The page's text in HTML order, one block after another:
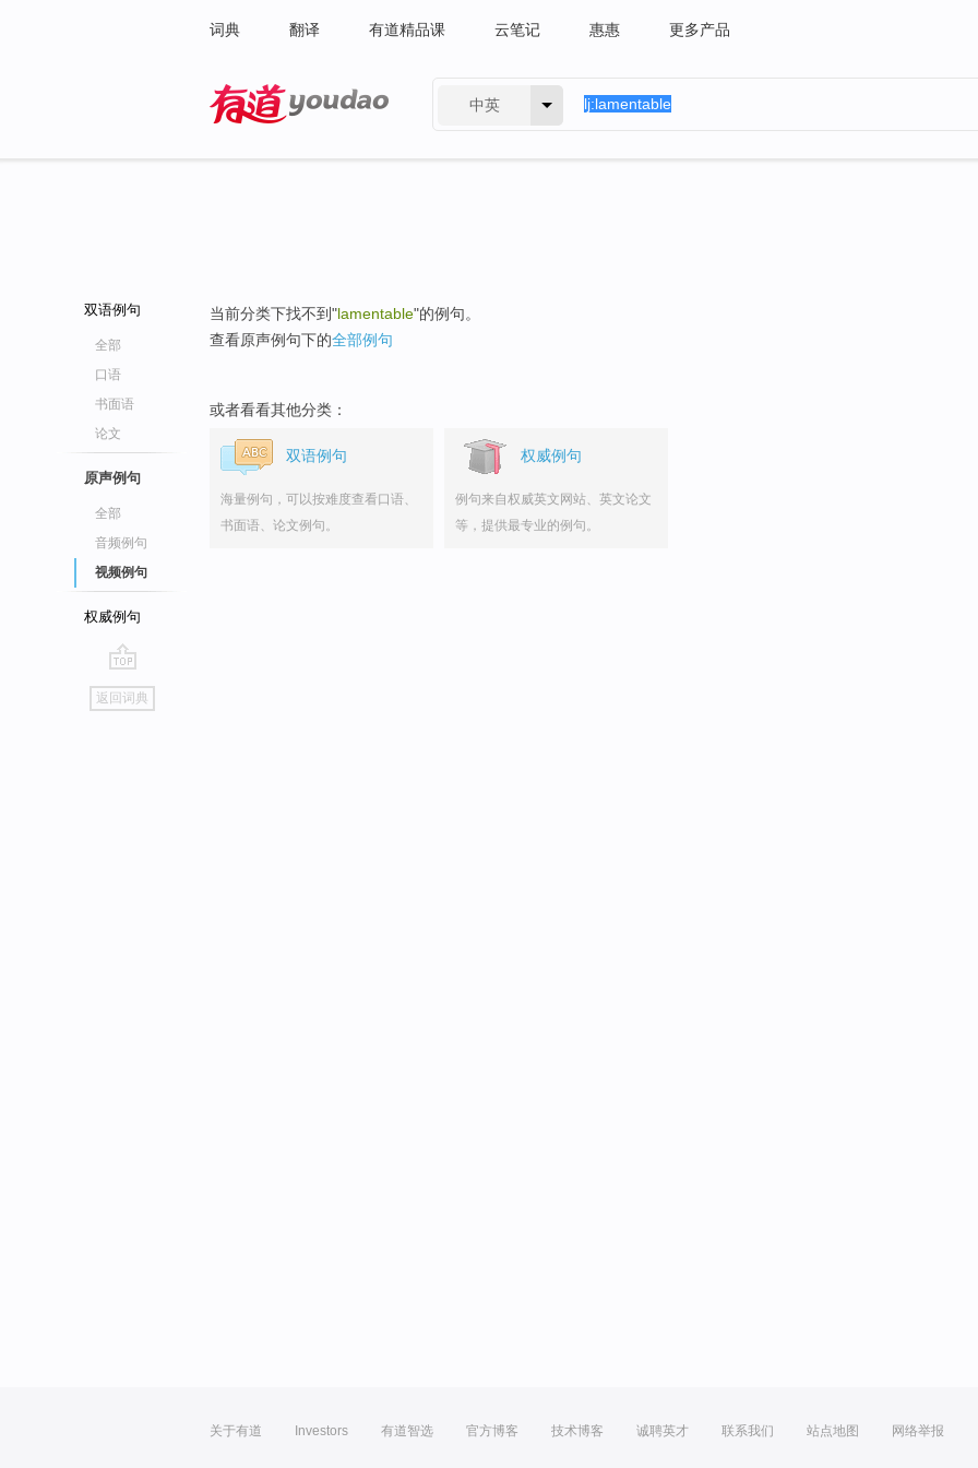
词典 翻译 有道精品课 云笔记 惠惠 更多产品
中英
双语例句
全部
口语
书面语
论文
原声例句
全部
音频例句
视频例句
权威例句
go
top
返回词典
当前分类下找不到"lamentable"的例句。
查看原声例句下的全部例句
或者看看其他分类：
双语例句
海量例句，可以按难度查看口语、
书面语、论文例句。
权威例句
例句来自权威英文网站、英文论文
等，提供最专业的例句。
关于有道 Investors 有道智选 官方博客 技术博客 诚聘英才 联系我们 站点地图 网络举报